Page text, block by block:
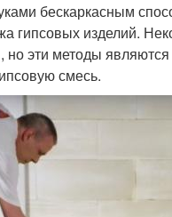
бескаркасным
гипсовых изделий.
но эти методы
смесь.